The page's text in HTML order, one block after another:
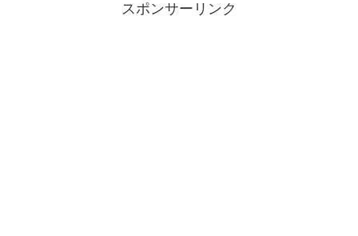
スポンサーリンク